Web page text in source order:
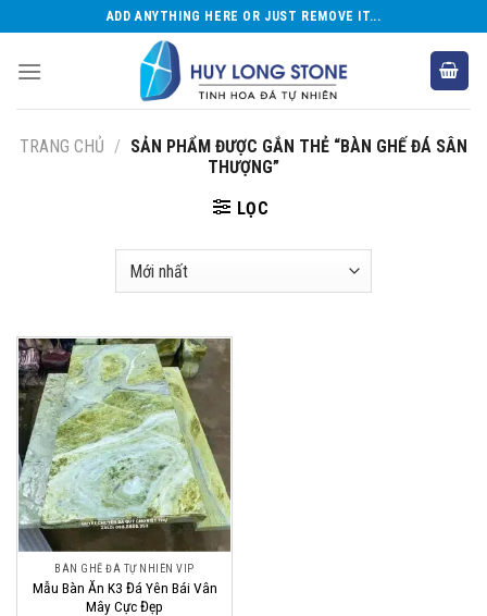
to
content
ADD ANYTHING HERE OR JUST REMOVE IT...
TRANG CHỦ / SẢN PHẨM ĐƯỢC GẮN THẺ “BÀN GHẾ ĐÁ SÂN
THƯỢNG”
LỌC
BÀN GHẾ ĐÁ TỰ NHIÊN VIP
Mẫu Bàn Ăn K3 Đá Yên Bái Vân
Mây Cực Đẹp